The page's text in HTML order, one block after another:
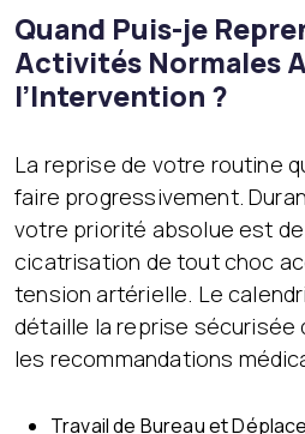
Quand Puis-je
Activités Normales
l’Intervention ?
La reprise de votre routine
faire progressivement.
votre priorité absolue est
cicatrisation de tout choc
tension artérielle. Le
détaille la reprise
les recommandations
Travail de Bureau et